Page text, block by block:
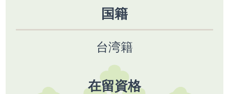
国籍
台湾籍
在留資格